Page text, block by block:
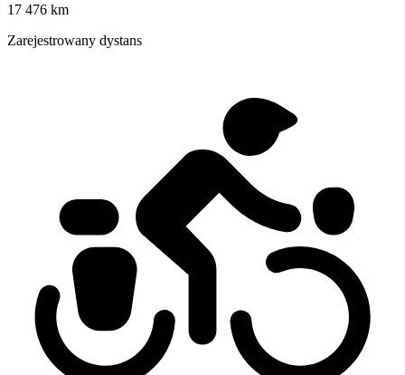
17 476 km
Zarejestrowany dystans